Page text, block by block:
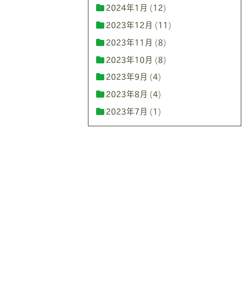
2024年1月 (12)
2023年12月 (11)
2023年11月 (8)
2023年10月 (8)
2023年9月 (4)
2023年8月 (4)
2023年7月 (1)